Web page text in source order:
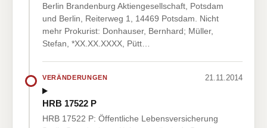
Berlin Brandenburg Aktiengesellschaft, Potsdam
und Berlin, Reiterweg 1, 14469 Potsdam. Nicht
mehr Prokurist: Donhauser, Bernhard; Müller,
Stefan, *XX.XX.XXXX, Pütt…
VERÄNDERUNGEN 21.11.2014
HRB 17522 P
HRB 17522 P: Öffentliche Lebensversicherung